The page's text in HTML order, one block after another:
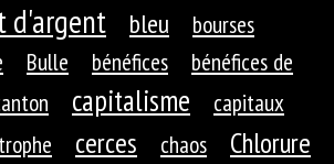
d'argent bleu
bourses
Bulle bénéfices
bénéfices de
capitalisme
capitaux
cerces chaos
Chlorure